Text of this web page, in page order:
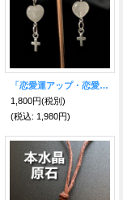
「恋愛運アップ・恋愛成就」のハート石 ローズクォーツ ピアス
1,800円(税別)
(税込: 1,980円)